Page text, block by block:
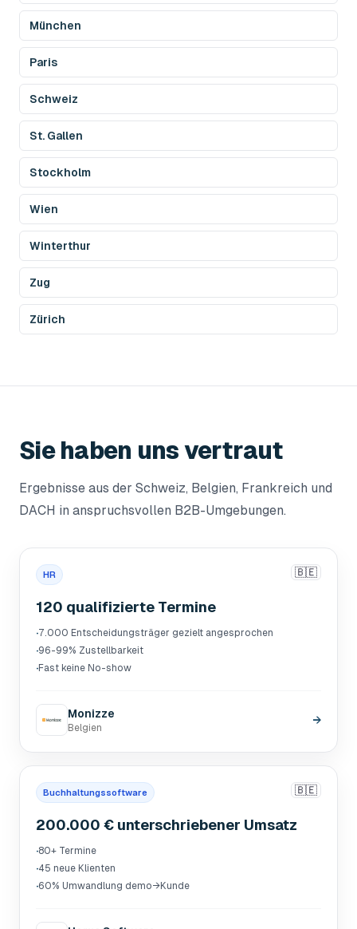
München
Paris
Schweiz
St. Gallen
Stockholm
Wien
Winterthur
Zug
Zürich
Sie haben uns vertraut
Ergebnisse aus der Schweiz, Belgien, Frankreich und
DACH in anspruchsvollen B2B-Umgebungen.
HR 🇧🇪
120 qualifizierte Termine
·7.000 Entscheidungsträger gezielt angesprochen
·96-99% Zustellbarkeit
·Fast keine No-show
Monizze
Belgien
→
Buchhaltungssoftware 🇧🇪
200.000 € unterschriebener Umsatz
·80+ Termine
·45 neue Klienten
·60% Umwandlung demo→Kunde